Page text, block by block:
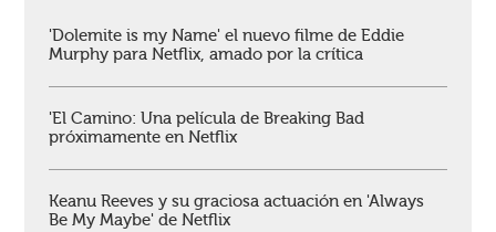
'Dolemite is my Name' el nuevo filme de Eddie
Murphy para Netflix, amado por la crítica
'El Camino: Una película de Breaking Bad
próximamente en Netflix
Keanu Reeves y su graciosa actuación en 'Always
Be My Maybe' de Netflix